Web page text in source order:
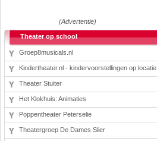
(Advertentie)
Theater op school
Groep8musicals.nl
Kindertheater.nl - kindervoorstellingen op locatie
Theater Stuiter
Het Klokhuis: Animaties
Poppentheater Peterselie
Theatergroep De Dames Slier